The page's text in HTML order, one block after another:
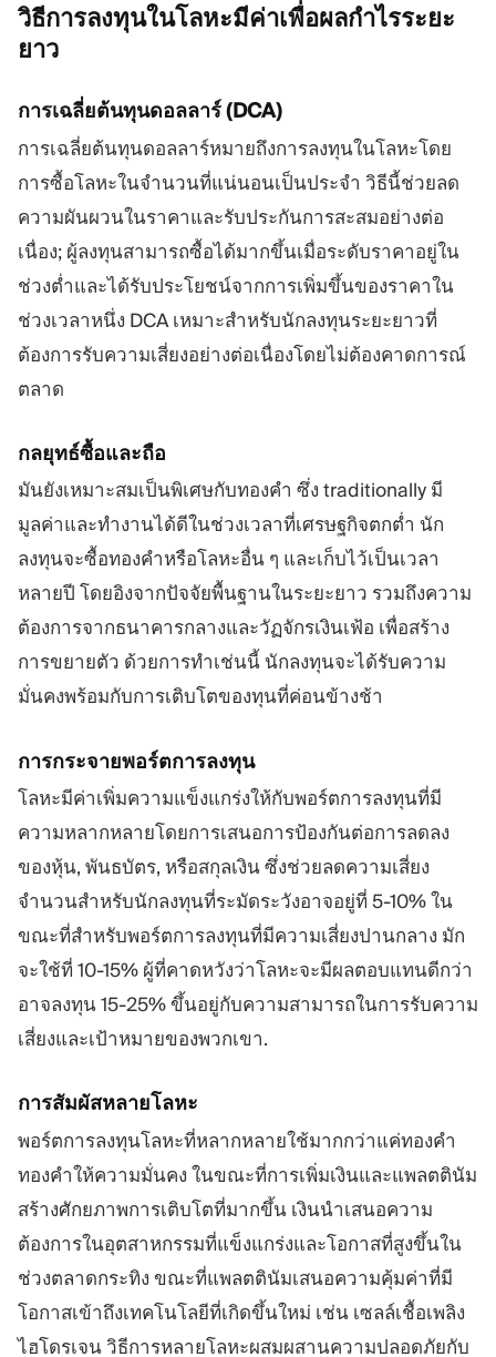
วิธีการลงทุนในโลหะมีค่าเพื่อผลกำไรระยะ
ยาว
การเฉลี่ยต้นทุนดอลลาร์ (DCA)
การเฉลี่ยต้นทุนดอลลาร์หมายถึงการลงทุนในโลหะโดย
การซื้อโลหะในจำนวนที่แน่นอนเป็นประจำ วิธีนี้ช่วยลด
ความผันผวนในราคาและรับประกันการสะสมอย่างต่อ
เนื่อง; ผู้ลงทุนสามารถซื้อได้มากขึ้นเมื่อระดับราคาอยู่ใน
ช่วงต่ำและได้รับประโยชน์จากการเพิ่มขึ้นของราคาใน
ช่วงเวลาหนึ่ง DCA เหมาะสำหรับนักลงทุนระยะยาวที่
ต้องการรับความเสี่ยงอย่างต่อเนื่องโดยไม่ต้องคาดการณ์
ตลาด
กลยุทธ์ซื้อและถือ
มันยังเหมาะสมเป็นพิเศษกับทองคำ ซึ่ง traditionally มี
มูลค่าและทำงานได้ดีในช่วงเวลาที่เศรษฐกิจตกต่ำ นัก
ลงทุนจะซื้อทองคำหรือโลหะอื่น ๆ และเก็บไว้เป็นเวลา
หลายปี โดยอิงจากปัจจัยพื้นฐานในระยะยาว รวมถึงความ
ต้องการจากธนาคารกลางและวัฏจักรเงินเฟ้อ เพื่อสร้าง
การขยายตัว ด้วยการทำเช่นนี้ นักลงทุนจะได้รับความ
มั่นคงพร้อมกับการเติบโตของทุนที่ค่อนข้างช้า
การกระจายพอร์ตการลงทุน
โลหะมีค่าเพิ่มความแข็งแกร่งให้กับพอร์ตการลงทุนที่มี
ความหลากหลายโดยการเสนอการป้องกันต่อการลดลง
ของหุ้น, พันธบัตร, หรือสกุลเงิน ซึ่งช่วยลดความเสี่ยง
จำนวนสำหรับนักลงทุนที่ระมัดระวังอาจอยู่ที่ 5-10% ใน
ขณะที่สำหรับพอร์ตการลงทุนที่มีความเสี่ยงปานกลาง มัก
จะใช้ที่ 10-15% ผู้ที่คาดหวังว่าโลหะจะมีผลตอบแทนดีกว่า
อาจลงทุน 15-25% ขึ้นอยู่กับความสามารถในการรับความ
เสี่ยงและเป้าหมายของพวกเขา.
การสัมผัสหลายโลหะ
พอร์ตการลงทุนโลหะที่หลากหลายใช้มากกว่าแค่ทองคำ
ทองคำให้ความมั่นคง ในขณะที่การเพิ่มเงินและแพลตตินัม
สร้างศักยภาพการเติบโตที่มากขึ้น เงินนำเสนอความ
ต้องการในอุตสาหกรรมที่แข็งแกร่งและโอกาสที่สูงขึ้นใน
ช่วงตลาดกระทิง ขณะที่แพลตตินัมเสนอความคุ้มค่าที่มี
โอกาสเข้าถึงเทคโนโลยีที่เกิดขึ้นใหม่ เช่น เซลล์เชื้อเพลิง
ไฮโดรเจน วิธีการหลายโลหะผสมผสานความปลอดภัยกับ